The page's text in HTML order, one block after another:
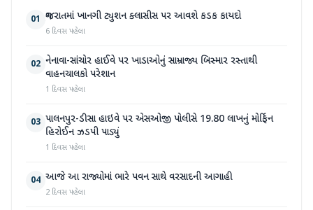
01 ગુજરાતમાં ખાનગી ટ્યુશન ક્લાસીસ પર આવશે કડક કાયદો
6 દિવસ પહેલા
02 નેનાવા-સાંચોર હાઈવે પર ખાડાઓનું સામ્રાજ્ય બિસ્માર રસ્તાથી
વાહનચાલકો પરેશાન
1 દિવસ પહેલા
03 પાલનપુર-ડીસા હાઇવે પર એસઓજી પોલીસે 19.80 લાખનું મોર્ફિન
હિરોઈન ઝડપી પાડ્યું
1 દિવસ પહેલા
04 આજે આ રાજ્યોમાં ભારે પવન સાથે વરસાદની આગાહી
2 દિવસ પહેલા